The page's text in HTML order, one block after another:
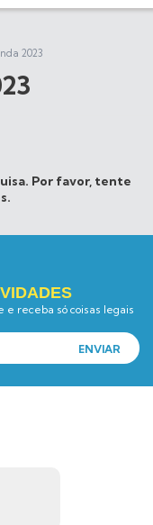
2023
Por favor, tente
e receba só coisas legais